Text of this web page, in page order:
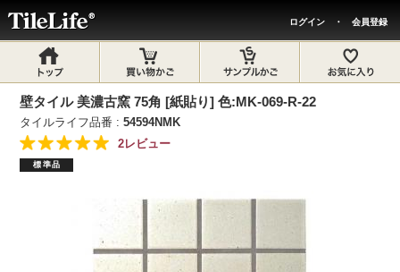
ログイン ・ 会員登録
壁タイル 美濃古窯 75角 [紙貼り] 色:MK-069-R-22
タイルライフ品番 :54594NMK
2レビュー
標準品